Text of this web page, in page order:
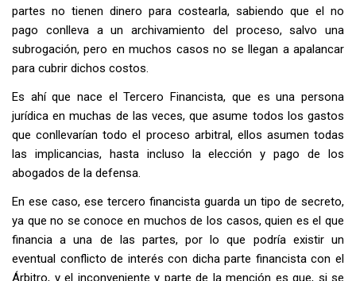
partes no tienen dinero para costearla, sabiendo que el no
pago conlleva a un archivamiento del proceso, salvo una
subrogación, pero en muchos casos no se llegan a apalancar
para cubrir dichos costos.
Es ahí que nace el Tercero Financista, que es una persona
jurídica en muchas de las veces, que asume todos los gastos
que conllevarían todo el proceso arbitral, ellos asumen todas
las implicancias, hasta incluso la elección y pago de los
abogados de la defensa.
En ese caso, ese tercero financista guarda un tipo de secreto,
ya que no se conoce en muchos de los casos, quien es el que
financia a una de las partes, por lo que podría existir un
eventual conflicto de interés con dicha parte financista con el
Árbitro, y el inconveniente y parte de la mención es que, si se